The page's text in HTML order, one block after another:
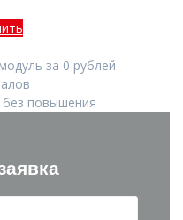
за 0 рублей
без повышения